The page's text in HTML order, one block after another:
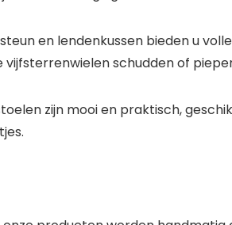
en lendenkussen bieden u
vijfsterrenwielen schudden of
zijn mooi en praktisch,